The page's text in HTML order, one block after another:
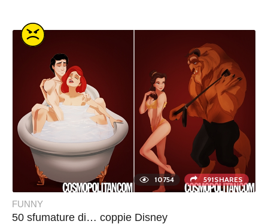
10754 591SHARES
FUNNY
50 sfumature di… coppie Disney